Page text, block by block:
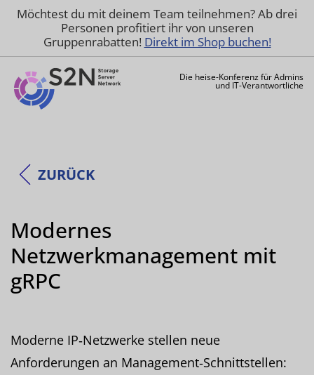
Möchtest du mit deinem Team teilnehmen? Ab drei
Personen profitiert ihr von unseren
Gruppenrabatten! Direkt im Shop buchen!
Die heise-Konferenz für Admins
und IT-Verantwortliche
ZURÜCK
Modernes
Netzwerkmanagement mit
gRPC
Moderne IP‑Netzwerke stellen neue
Anforderungen an Management‑Schnittstellen: